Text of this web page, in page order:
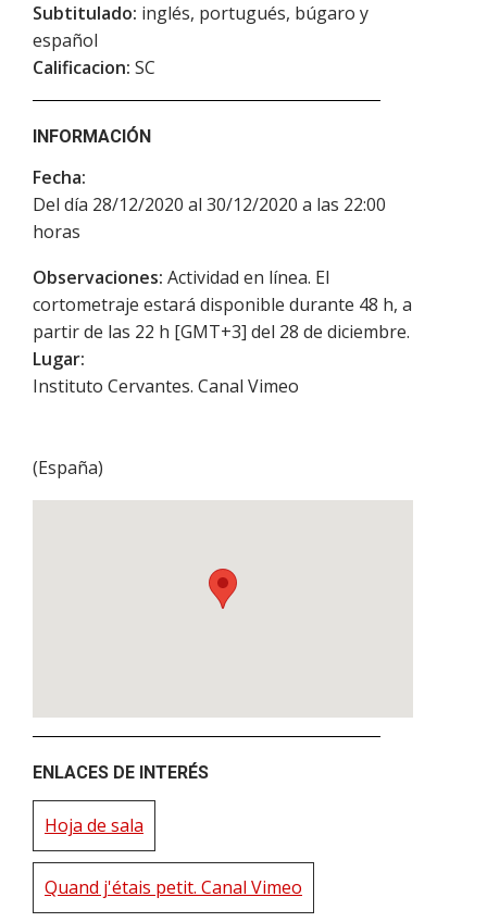
Subtitulado: inglés, portugués, búgaro y
español
Calificacion: SC
INFORMACIÓN
Fecha:
Del día 28/12/2020 al 30/12/2020 a las 22:00
horas
Observaciones: Actividad en línea. El
cortometraje estará disponible durante 48 h, a
partir de las 22 h [GMT+3] del 28 de diciembre.
Lugar:
Instituto Cervantes. Canal Vimeo
(España)
ENLACES DE INTERÉS
Hoja de sala
Quand j'étais petit. Canal Vimeo